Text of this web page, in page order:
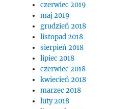
czerwiec 2019
maj 2019
grudzień 2018
listopad 2018
sierpień 2018
lipiec 2018
czerwiec 2018
kwiecień 2018
marzec 2018
luty 2018